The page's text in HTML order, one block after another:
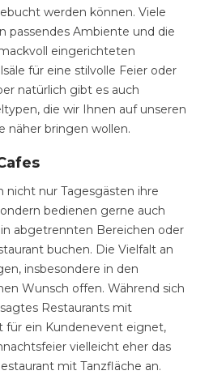
werden können. Viele
passendes Ambiente und die
eingerichteten
für eine stilvolle Feier oder
natürlich gibt es auch
die wir Ihnen auf unseren
näher bringen wollen.
nicht nur Tagesgästen ihre
bedienen gerne auch
abgetrennten Bereichen oder
buchen. Die Vielfalt an
insbesondere in den
Wunsch offen. Während sich
Restaurants mit
für ein Kundenevent eignet,
vielleicht eher das
mit Tanzfläche an.